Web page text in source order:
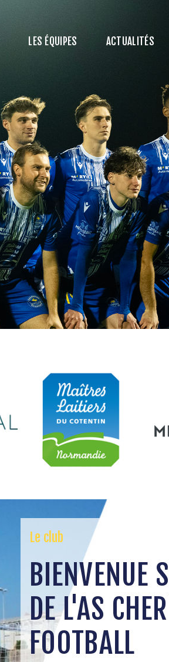
LES ÉQUIPES ACTUALITÉS
Le club
BIENVENUE
DE L'AS
FOOTBALL